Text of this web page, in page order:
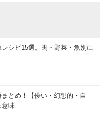
シピ15選。肉・野菜・魚別に
まとめ！【儚い・幻想的・自
意味